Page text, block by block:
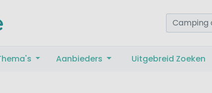
Aanbieders Uitgebreid Zoeken